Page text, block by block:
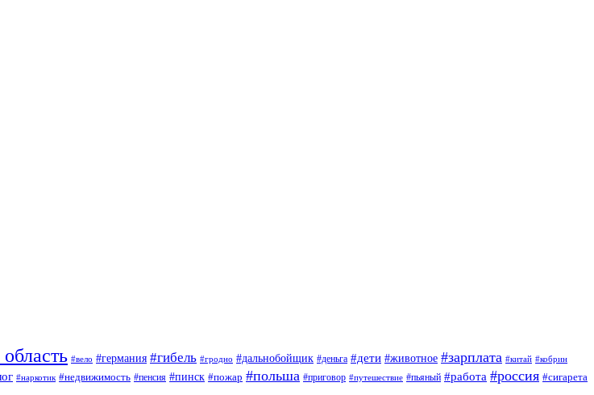
#вело #германия #гибель #гродно #дальнобойщик #деньга #дети #животное #зарплата #китай #кобрин
#наркотик #недвижимость #пенсия #пинск #пожар #польша #приговор #путешествие #пьяный #работа #россия #сигарета